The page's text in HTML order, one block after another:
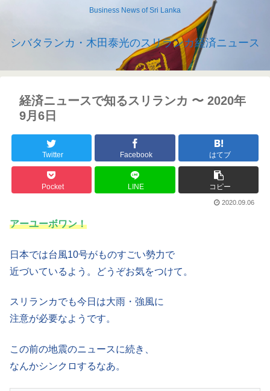
Business News of Sri Lanka
シバタランカ・木田泰光のスリランカ経済ニュース
経済ニュースで知るスリランカ 〜 2020年
9月6日
Twitter Facebook はてブ
Pocket LINE コピー
2020.09.06
アーユーボワン！
日本では台風10号がものすごい勢力で
近づいているよう。どうぞお気をつけて。
スリランカでも今日は大雨・強風に
注意が必要なようです。
この前の地震のニュースに続き、
なんかシンクロするなあ。